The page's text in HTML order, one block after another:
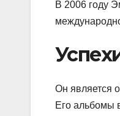
В 2006 году
Он является
Его альбомы